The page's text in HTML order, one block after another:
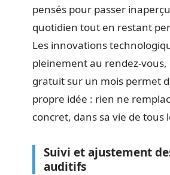
pensés pour passer
quotidien tout en restant
Les innovations
pleinement au rendez-vous,
gratuit sur un mois permet
propre idée : rien ne
concret, dans sa vie de tous
Suivi et ajustement
auditifs